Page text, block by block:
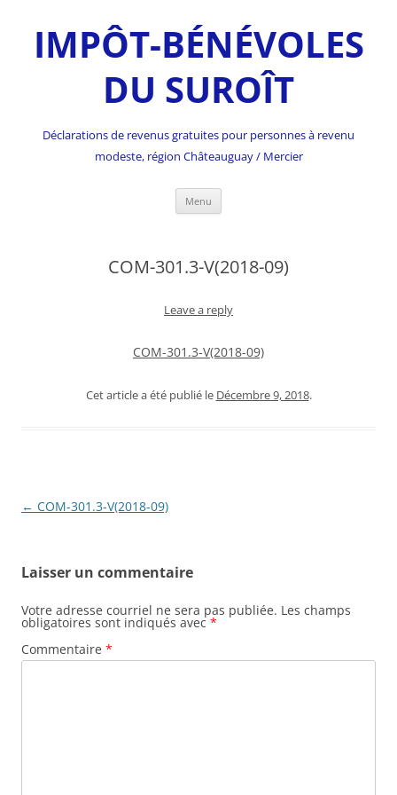
IMPÔT-BÉNÉVOLES
DU SUROÎT
Déclarations de revenus gratuites pour personnes à revenu
modeste, région Châteauguay / Mercier
Menu
COM-301.3-V(2018-09)
Leave a reply
COM-301.3-V(2018-09)
Cet article a été publié le Décembre 9, 2018.
Navigation
← COM-301.3-V(2018-09)
Laisser un commentaire
Votre adresse courriel ne sera pas publiée. Les champs
obligatoires sont indiqués avec *
Commentaire *